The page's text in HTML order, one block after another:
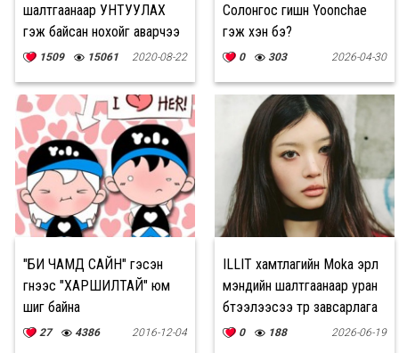
шалтгаанаар УНТУУЛАХ
гэж байсан нохойг аварчээ
1509 15061 2020-08-22
Солонгос гишүүн Yoonchae
гэж хэн бэ?
0 303 2026-04-30
"БИ ЧАМД САЙН" гэсэн
үгнээс "ХАРШИЛТАЙ" юм
шиг байна
27 4386 2016-12-04
ILLIT хамтлагийн Moka эрүүл
мэндийн шалтгаанаар уран
бүтээлээсээ түр завсарлага
авахаар болжээ
0 188 2026-06-19